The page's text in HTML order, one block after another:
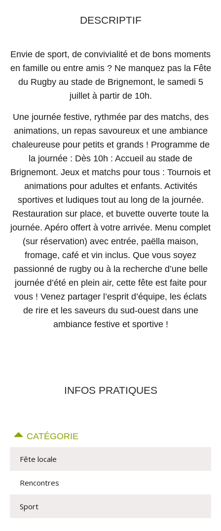
DESCRIPTIF
Envie de sport, de convivialité et de bons moments
en famille ou entre amis ? Ne manquez pas la Fête
du Rugby au stade de Brignemont, le samedi 5
juillet à partir de 10h.
Une journée festive, rythmée par des matchs, des
animations, un repas savoureux et une ambiance
chaleureuse pour petits et grands ! Programme de
la journée : Dès 10h : Accueil au stade de
Brignemont. Jeux et matchs pour tous : Tournois et
animations pour adultes et enfants. Activités
sportives et ludiques tout au long de la journée.
Restauration sur place, et buvette ouverte toute la
journée. Apéro offert à votre arrivée. Menu complet
(sur réservation) avec entrée, paëlla maison,
fromage, café et vin inclus. Que vous soyez
passionné de rugby ou à la recherche d’une belle
journée d’été en plein air, cette fête est faite pour
vous ! Venez partager l’esprit d’équipe, les éclats
de rire et les saveurs du sud-ouest dans une
ambiance festive et sportive !
INFOS PRATIQUES
CATÉGORIE
Fête locale
Rencontres
Sport